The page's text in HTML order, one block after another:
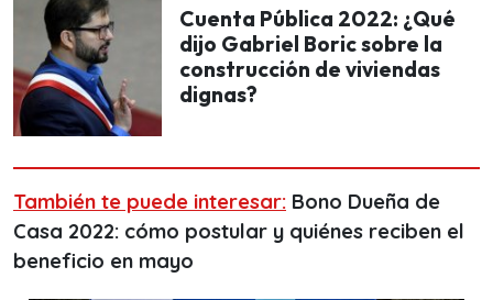
Cuenta Pública 2022: ¿Qué
dijo Gabriel Boric sobre la
construcción de viviendas
dignas?
También te puede interesar: Bono Dueña de
Casa 2022: cómo postular y quiénes reciben el
beneficio en mayo